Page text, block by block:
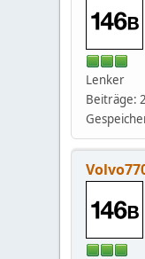
Lenker
Beiträge: